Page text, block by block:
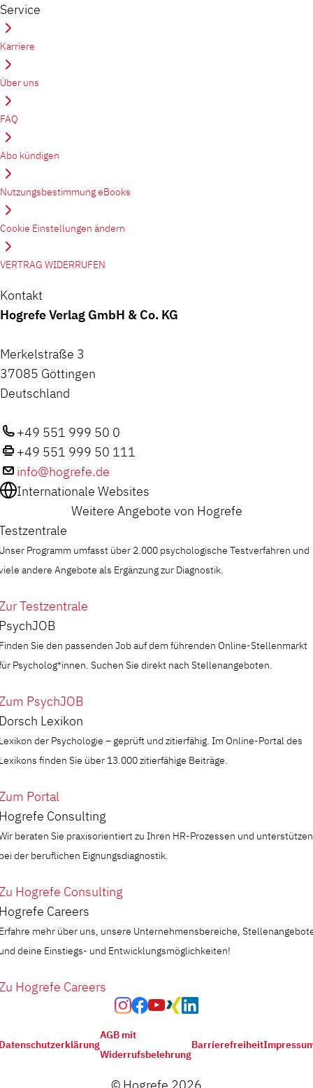
Service
Karriere
Über uns
FAQ
Abo kündigen
Nutzungsbestimmung eBooks
Cookie Einstellungen ändern
VERTRAG WIDERRUFEN
Kontakt
Hogrefe Verlag GmbH & Co. KG
Merkelstraße 3
37085 Göttingen
Deutschland
+49 551 999 50 0
+49 551 999 50 111
info@hogrefe.de
Internationale Websites
Weitere Angebote von Hogrefe
Programm umfasst über 2.000 psychologische Testverfahren und
andere Angebote als Ergänzung zur Diagnostik.
Testzentrale
Sie den passenden Job auf dem führenden Online-Stellenmarkt
Psycholog*innen. Suchen Sie direkt nach Stellenangeboten.
PsychJOB
Lexikon
der Psychologie – geprüft und zitierfähig. Im Online-Portal des
finden Sie über 13.000 zitierfähige Beiträge.
Portal
Consulting
beraten Sie praxisorientiert zu Ihren HR-Prozessen und unterstützen
der beruflichen Eignungsdiagnostik.
Hogrefe Consulting
Careers
mehr über uns, unsere Unternehmensbereiche,
deine Einstiegs- und Entwicklungsmöglichkeiten!
Hogrefe Careers
AGB mit
Widerrufsbelehrung
Barrierefreiheit
© Hogrefe 2026